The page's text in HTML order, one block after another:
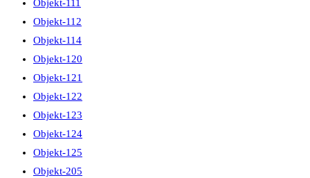
Objekt-111
Objekt-112
Objekt-114
Objekt-120
Objekt-121
Objekt-122
Objekt-123
Objekt-124
Objekt-125
Objekt-205